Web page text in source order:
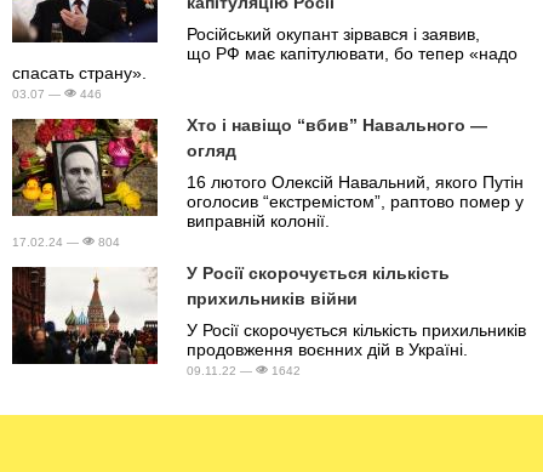
Російський окупант зірвався і заявив,
що РФ має капітулювати, бо тепер «надо
спасать страну».
03.07 — 446
Хто і навіщо “вбив” Навального —
огляд
16 лютого Олексій Навальний, якого Путін
оголосив “екстремістом”, раптово помер у
виправній колонії.
17.02.24 — 804
У Росії скорочується кількість
прихильників війни
У Росії скорочується кількість прихильників
продовження воєнних дій в Україні.
09.11.22 — 1642